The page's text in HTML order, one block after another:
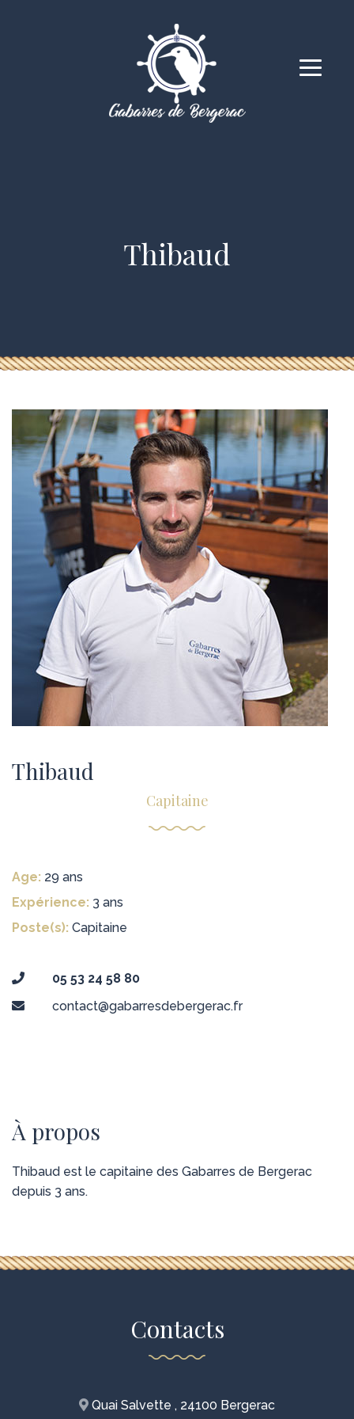
Thibaud
Thibaud
Capitaine
Age: 29 ans
Expérience: 3 ans
Poste(s): Capitaine
05 53 24 58 80
contact@gabarresdebergerac.fr
À propos
Thibaud est le capitaine des Gabarres de Bergerac
depuis 3 ans.
Contacts
Quai Salvette , 24100 Bergerac